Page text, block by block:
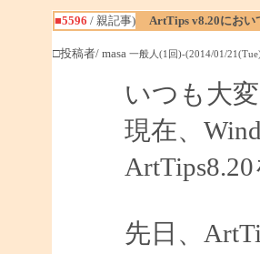
■5596 / 親記事) ArtTips v8.20におい
□投稿者/ masa 一般人(1回)-(2014/01/
いつも大
現在、
先日、